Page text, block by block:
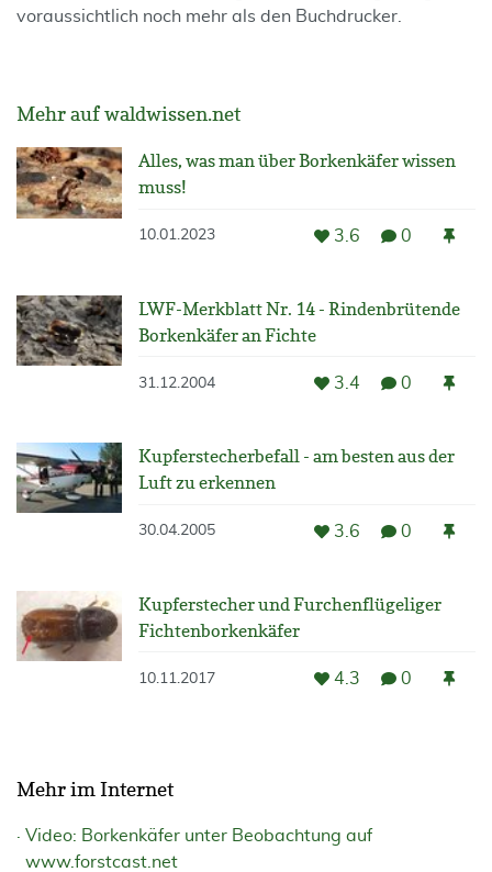
voraussichtlich noch mehr als den Buchdrucker.
Mehr auf waldwissen.net
Alles, was man über Borkenkäfer wissen
muss!
10.01.2023 3.6 0
LWF-Merkblatt Nr. 14 - Rindenbrütende
Borkenkäfer an Fichte
31.12.2004 3.4 0
Kupferstecherbefall - am besten aus der
Luft zu erkennen
30.04.2005 3.6 0
Kupferstecher und Furchenflügeliger
Fichtenborkenkäfer
10.11.2017 4.3 0
Mehr im Internet
Video: Borkenkäfer unter Beobachtung auf
www.forstcast.net